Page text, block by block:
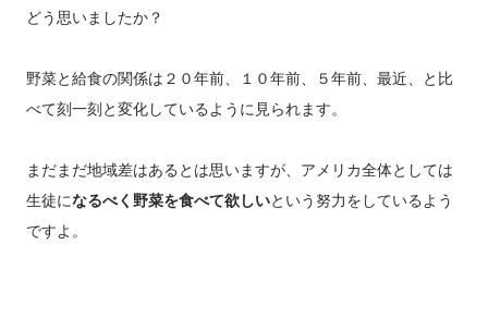
どう思いましたか？
野菜と給食の関係は２０年前、１０年前、５年前、最近、と比
べて刻一刻と変化しているように見られます。
まだまだ地域差はあるとは思いますが、アメリカ全体としては
生徒になるべく野菜を食べて欲しいという努力をしているよう
ですよ。